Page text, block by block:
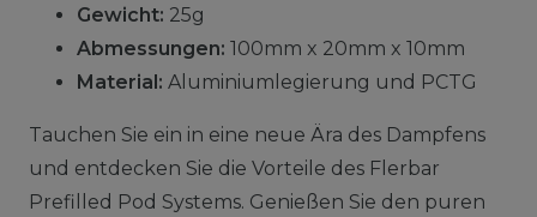
Gewicht: 25g
Abmessungen: 100mm x 20mm x 10mm
Material: Aluminiumlegierung und PCTG
Tauchen Sie ein in eine neue Ära des Dampfens
und entdecken Sie die Vorteile des Flerbar
Prefilled Pod Systems. Genießen Sie den puren